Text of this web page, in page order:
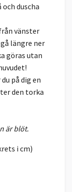
och duscha
vänster
längre ner
göras utan
på dig en
den torka
är blöt.
i cm)